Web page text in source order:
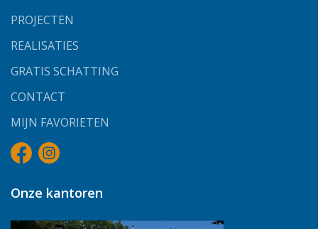
PROJECTEN
REALISATIES
GRATIS SCHATTING
CONTACT
MIJN FAVORIETEN
Onze kantoren